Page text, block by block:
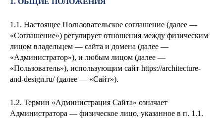
1.1. Настоящее Пользовательское соглашение (далее —
«Соглашение») регулирует отношения между физическим
лицом владельцем — сайта и домена (далее —
«Администратор»), и любым лицом (далее —
«Пользователь»), использующим сайт https://architecture-
and-design.ru/ (далее — «Сайт»).
1.2. Термин «Администрация Сайта» означает
Администратора — физическое лицо, указанное в п. 1.1.